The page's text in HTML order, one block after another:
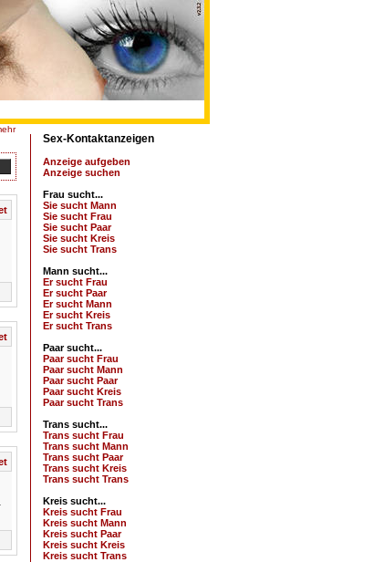
Sex-Kontaktanzeigen
Anzeige aufgeben
Anzeige suchen
Frau sucht...
Sie sucht Mann
Sie sucht Frau
Sie sucht Paar
Sie sucht Kreis
Sie sucht Trans
Mann sucht...
Er sucht Frau
Er sucht Paar
Er sucht Mann
Er sucht Kreis
Er sucht Trans
Paar sucht...
Paar sucht Frau
Paar sucht Mann
Paar sucht Paar
Paar sucht Kreis
Paar sucht Trans
Trans sucht...
Trans sucht Frau
Trans sucht Mann
Trans sucht Paar
Trans sucht Kreis
Trans sucht Trans
Kreis sucht...
Kreis sucht Frau
Kreis sucht Mann
Kreis sucht Paar
Kreis sucht Kreis
Kreis sucht Trans